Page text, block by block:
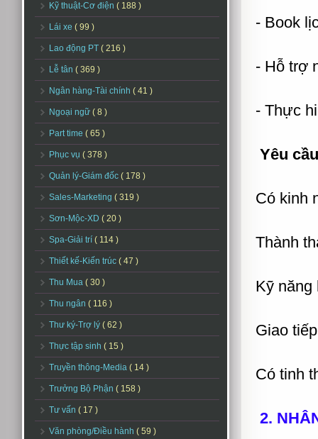
Kỹ thuật-Cơ điện ( 188 )
Lái xe ( 99 )
Lao động PT ( 216 )
Lễ tân ( 369 )
Ngân hàng-Tài chính ( 41 )
Ngoại ngữ ( 8 )
Part time ( 65 )
Phục vụ ( 378 )
Quản lý-Giám đốc ( 178 )
Sales-Marketing ( 319 )
Sơn-Mộc-XD ( 20 )
Spa-Giải trí ( 114 )
Thiết kế-Kiến trúc ( 47 )
Thu Mua ( 30 )
Thu ngân ( 116 )
Thư ký-Trợ lý ( 62 )
Thực tập sinh ( 15 )
Truyền thông-Media ( 14 )
Trưởng Bộ Phận ( 158 )
Tư vấn ( 17 )
Văn phòng/Điều hành ( 59 )
- Book
- Hỗ trợ
- Thực
Yêu
Có kinh
Thành
Kỹ năng
Giao
Có tinh
2.